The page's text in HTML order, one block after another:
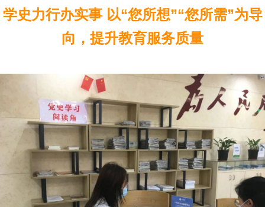
学史力行办实事 以“您所想”“您所需”为导
向，提升教育服务质量